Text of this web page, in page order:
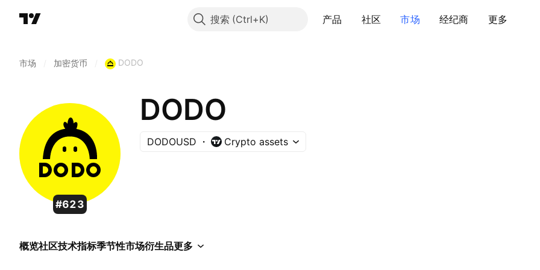
搜索 产品 社区 市场 经纪商 更多
市场 加密货币 DODO
#623
DODO
DODOUSD Crypto assets
概览社区技术指标季节性市场衍生品更多